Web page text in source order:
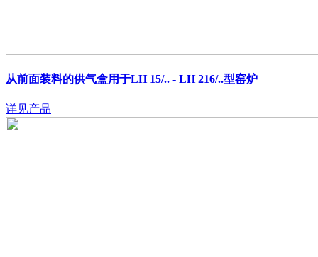
从前面装料的供气盒用于LH 15/.. - LH 216/..型窑炉
详见产品